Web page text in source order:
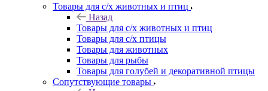
Товары для с/х животных и птиц
Назад
Товары для с/х животных и птиц
Товары для с/х птицы
Товары для животных
Товары для рыбы
Товары для голубей и декоративной птицы
Сопутствующие товары